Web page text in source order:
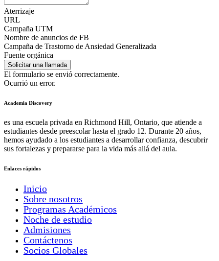
Aterrizaje
URL
Campaña UTM
Nombre de anuncios de FB
Campaña de Trastorno de Ansiedad Generalizada
Fuente orgánica
Solicitar una llamada
El formulario se envió correctamente.
Ocurrió un error.
Academia Discovery
es una escuela privada en Richmond Hill, Ontario, que atiende a
estudiantes desde preescolar hasta el grado 12. Durante 20 años,
hemos ayudado a los estudiantes a desarrollar confianza, descubrir
sus fortalezas y prepararse para la vida más allá del aula.
Enlaces rápidos
Inicio
Sobre nosotros
Programas Académicos
Noche de estudio
Admisiones
Contáctenos
Socios Globales